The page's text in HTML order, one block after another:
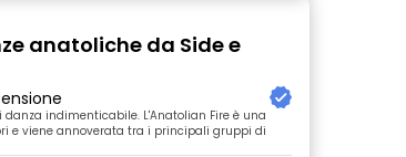
anatoliche da Side e
indimenticabile. L'Anatolian Fire è una
e viene annoverata tra i principali gruppi di